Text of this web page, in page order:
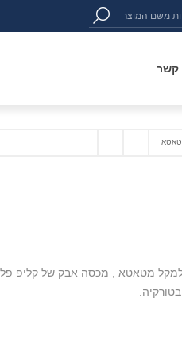
קשר
מטאטא , מכסה אבק של קליפ